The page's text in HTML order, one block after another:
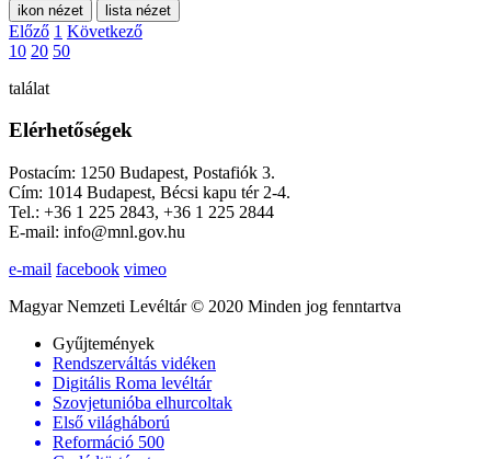
ikon nézet lista nézet
Előző 1 Következő
10 20 50
találat
Elérhetőségek
Postacím: 1250 Budapest, Postafiók 3.
Cím: 1014 Budapest, Bécsi kapu tér 2-4.
Tel.: +36 1 225 2843, +36 1 225 2844
E-mail: info@mnl.gov.hu
e-mail facebook vimeo
Magyar Nemzeti Levéltár © 2020 Minden jog fenntartva
Gyűjtemények
Rendszerváltás vidéken
Digitális Roma levéltár
Szovjetunióba elhurcoltak
Első világháború
Reformáció 500